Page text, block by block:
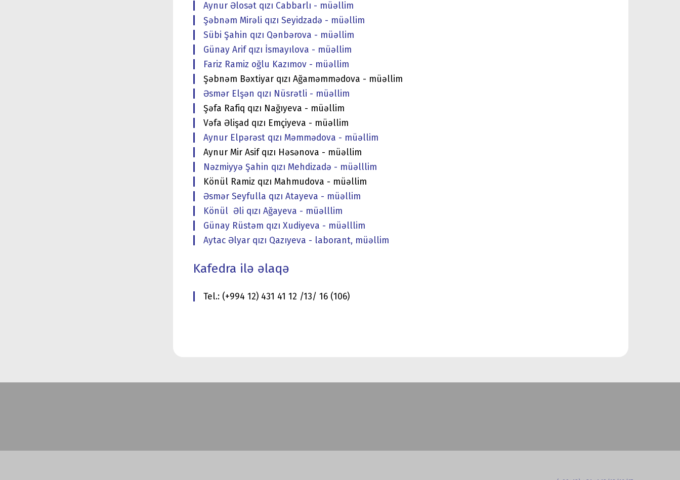
Aynur Əlosət qızı Cabbarlı - müəllim
Şəbnəm Mirəli qızı Seyidzadə - müəllim
Sübi Şahin qızı Qənbərova - müəllim
Günay Arif qızı İsmayılova - müəllim
Fariz Ramiz oğlu Kazımov - müəllim
Şəbnəm Bəxtiyar qızı Ağaməmmədova - müəllim
Əsmər Elşən qızı Nüsrətli - müəllim
Şəfa Rafiq qızı Nağıyeva - müəllim
Vəfa Əlişad qızı Emçiyeva - müəllim
Aynur Elpərəst qızı Məmmədova - müəllim
Aynur Mir Asif qızı Həsənova - müəllim
Nəzmiyyə Şahin qızı Mehdizadə - müəlllim
Könül Ramiz qızı Mahmudova - müəllim
Əsmər Seyfulla qızı Atayeva - müəllim
Könül Əli qızı Ağayeva - müəlllim
Günay Rüstəm qızı Xudiyeva - müəlllim
Aytac Əlyar qızı Qazıyeva - laborant, müəllim
Kafedra ilə əlaqə
Tel.: (+994 12) 431 41 12 /13/ 16 (106)